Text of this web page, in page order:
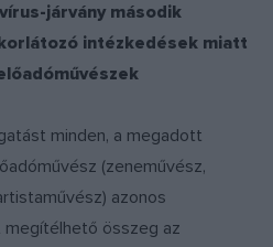
járvány második
intézkedések miatt
minden, a megadott
(zeneművész,
azonos
összeg az